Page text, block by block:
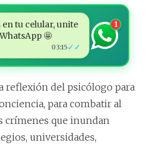
tu celular, unite
🤩
03:15✓✓
1
reflexión del psicólogo para
para combatir al
crímenes que inundan
universidades,